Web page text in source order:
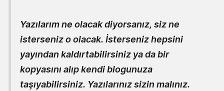
Yazılarım ne olacak diyorsanız, siz ne
isterseniz o olacak. İsterseniz hepsini
yayından kaldırtabilirsiniz ya da bir
kopyasını alıp kendi blogunuza
taşıyabilirsiniz. Yazılarınız sizin malınız.